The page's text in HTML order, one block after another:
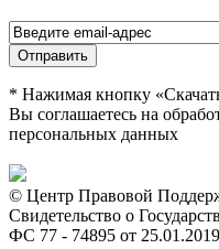
* Нажимая кнопку
Вы соглашаетесь на
персональных данных
© Центр Правовой
Свидетельство о
ФС 77 - 74895 от